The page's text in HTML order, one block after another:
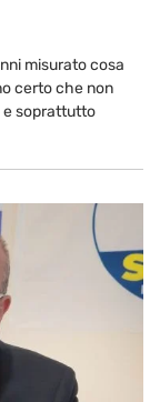
misurato cosa
certo che non
e soprattutto